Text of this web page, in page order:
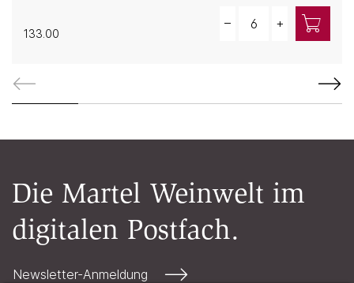
133.00
– +
Die Martel Weinwelt im
digitalen Postfach.
Newsletter-Anmeldung